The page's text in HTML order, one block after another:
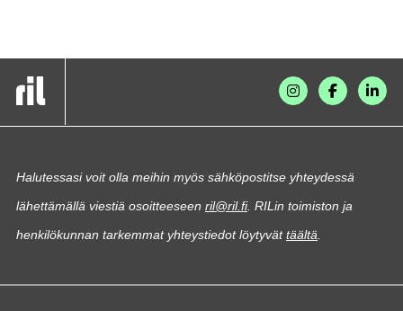
Halutessasi voit olla meihin myös sähköpostitse yhteydessä
lähettämällä viestiä osoitteeseen ril@ril.fi. RILin toimiston ja
henkilökunnan tarkemmat yhteystiedot löytyvättäältä